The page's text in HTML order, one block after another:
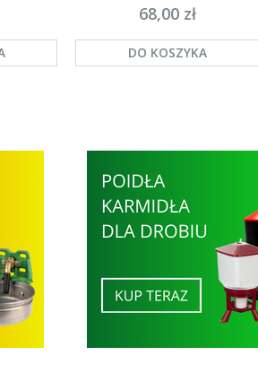
68,00 zł
DO KOSZYKA